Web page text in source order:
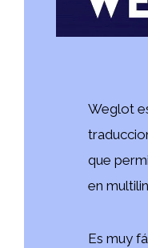
Weglot
que
en
Es muy